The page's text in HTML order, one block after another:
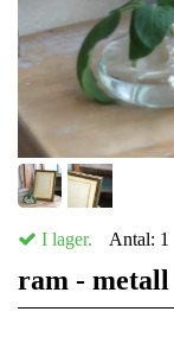
I lager. Antal: 1
ram - metall